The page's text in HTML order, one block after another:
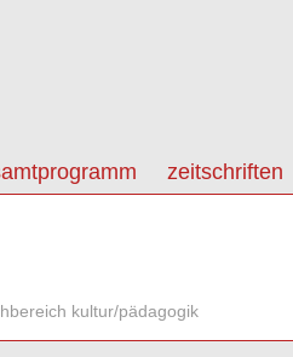
zeitschriften
kultur/pädagogik